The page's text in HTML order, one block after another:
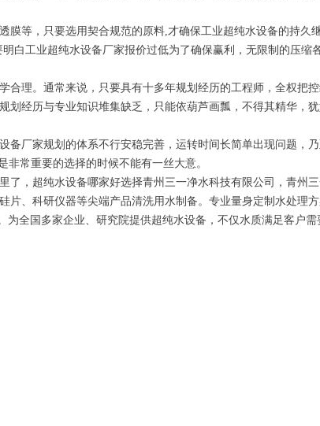
等，只要选用契合规范的原料,才确保工业超纯水设备的持久
白工业超纯水设备厂家报价过低为了确保赢利，无限制的压缩
合理。通常来说，只要具有十多年规划经历的工程师，全权把
划经历与专业知识堆集缺乏，只能依葫芦画瓢，不得其精华，
备厂家规划的体系不行安稳完善，运转时间长简单出现问题，
是非常重要的选择的时候不能有一丝大意。
了，超纯水设备哪家好选择青州三一净水科技有限公司，青州
、科研仪器等尖端产品清洗用水制备。专业量身定制水处理
为全国多家企业、研究院提供超纯水设备，不仅水质满足客户